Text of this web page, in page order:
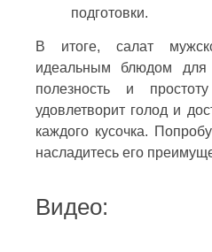
подготовки.
В итоге, салат
идеальным блюдом для
полезность и
удовлетворит голод и
каждого кусочка.
насладитесь его
Видео: